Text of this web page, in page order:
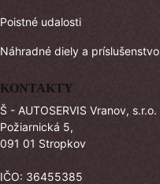
Poistné udalosti
Náhradné diely a príslušenstvo
KONTAKTY
Š - AUTOSERVIS Vranov, s.r.o.
Požiarnická 5,
091 01 Stropkov
IČO: 36455385